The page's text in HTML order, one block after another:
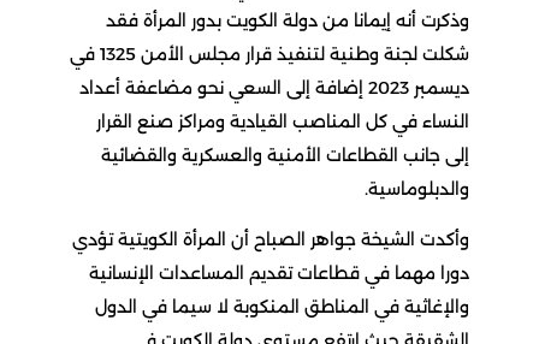
وذكرت أنه إيمانا من دولة الكويت بدور المرأة فقد
شكلت لجنة وطنية لتنفيذ قرار مجلس الأمن 1325 في
ديسمبر 2023 إضافة إلى السعي نحو مضاعفة أعداد
النساء في كل المناصب القيادية ومراكز صنع القرار
إلى جانب القطاعات الأمنية والعسكرية والقضائية
والدبلوماسية.
وأكدت الشيخة جواهر الصباح أن المرأة الكويتية تؤدي
دورا مهما في قطاعات تقديم المساعدات الإنسانية
والإغاثية في المناطق المنكوبة لا سيما في الدول